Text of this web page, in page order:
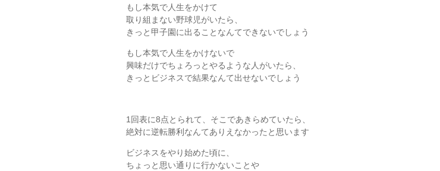
もし本気で人生をかけて
取り組まない野球児がいたら、
きっと甲子園に出ることなんてできないでしょう
もし本気で人生をかけないで
興味だけでちょろっとやるような人がいたら、
きっとビジネスで結果なんて出せないでしょう
1回表に8点とられて、そこであきらめていたら、
絶対に逆転勝利なんてありえなかったと思います
ビジネスをやり始めた頃に、
ちょっと思い通りに行かないことや